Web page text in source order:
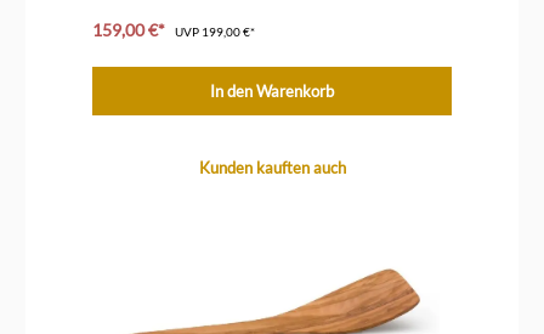
159,00 €* UVP 199,00 €*
In den Warenkorb
Produktgalerie überspringenKunden kauften auch